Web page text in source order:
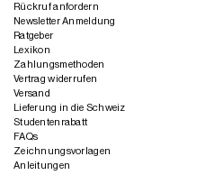
Rückruf anfordern
Newsletter Anmeldung
Ratgeber
Lexikon
Zahlungsmethoden
Vertrag widerrufen
Versand
Lieferung in die Schweiz
Studentenrabatt
FAQs
Zeichnungsvorlagen
Anleitungen